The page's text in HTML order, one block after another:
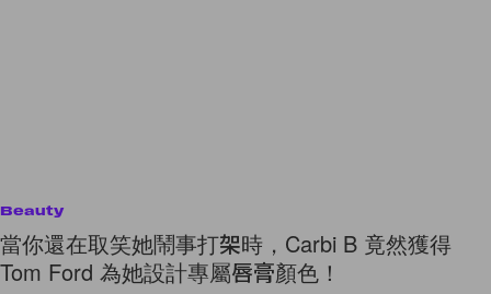
Beauty
當你還在取笑她鬧事打架時，Carbi B 竟然獲得
Tom Ford 為她設計專屬唇膏顏色！